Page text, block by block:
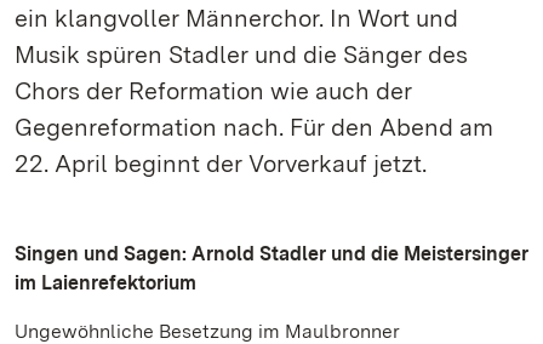
ein klangvoller Männerchor. In Wort und
Musik spüren Stadler und die Sänger des
Chors der Reformation wie auch der
Gegenreformation nach. Für den Abend am
22. April beginnt der Vorverkauf jetzt.
Singen und Sagen: Arnold Stadler und die Meistersinger
im Laienrefektorium
Ungewöhnliche Besetzung im Maulbronner